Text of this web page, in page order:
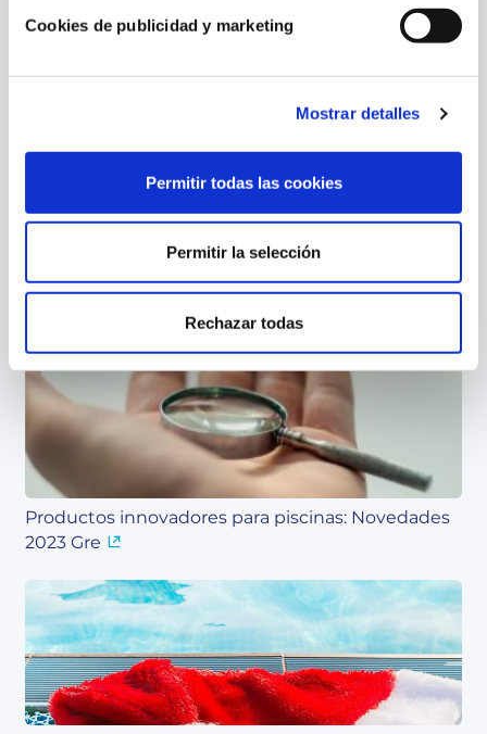
Cookies de publicidad y marketing
Mostrar detalles
Permitir todas las cookies
Permitir la selección
Rechazar todas
Contenido relacionado
Ventajas de usar las cubiertas para piscinas
Productos innovadores para piscinas: Novedades
2023 Gre